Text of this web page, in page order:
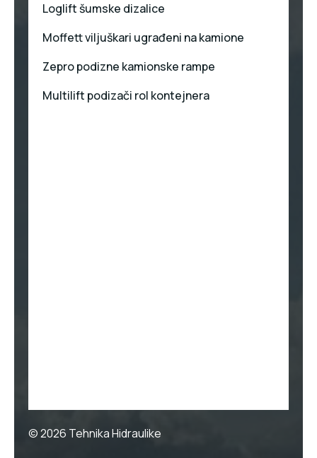
Loglift šumske dizalice
Moffett viljuškari ugrađeni na kamione
Zepro podizne kamionske rampe
Multilift podizači rol kontejnera
© 2026 Tehnika Hidraulike